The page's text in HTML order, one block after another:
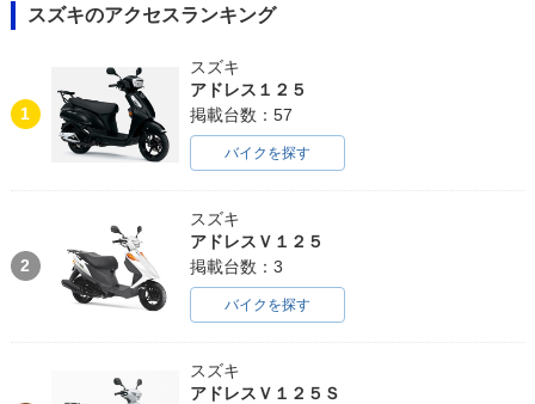
スズキのアクセスランキング
1
スズキ
アドレス１２５
掲載台数：57
バイクを探す
2
スズキ
アドレスＶ１２５
掲載台数：3
バイクを探す
スズキ
アドレスＶ１２５Ｓ